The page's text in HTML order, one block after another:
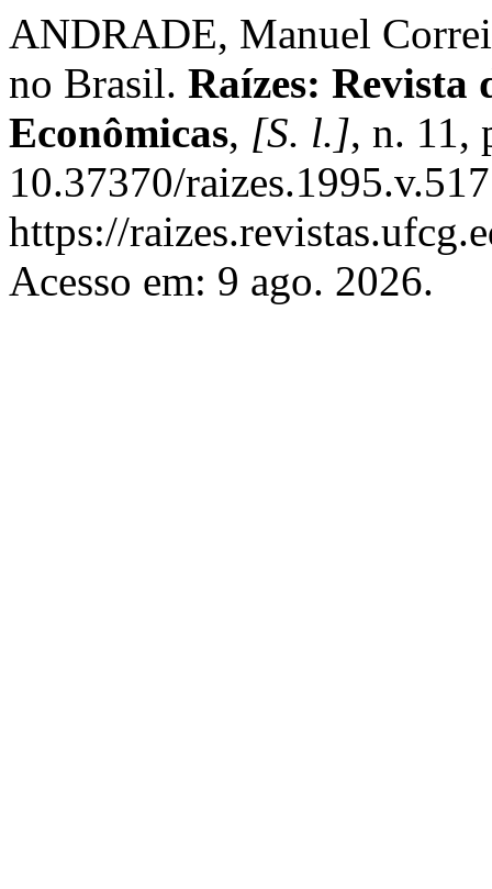
ANDRADE, Manuel
no Brasil. Raízes: Revista
Econômicas, [S. l.], n. 11,
10.37370/
https://
Acesso em: 9 ago. 2026.